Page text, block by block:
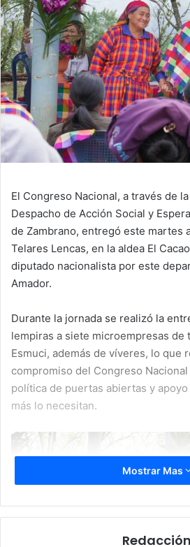
El Congreso Nacional, a través de
Despacho de Acción Social y
de Zambrano, entregó este martes
Telares Lencas, en la aldea El
diputado nacionalista por este
Amador.
Durante la jornada se realizó la
lempiras a siete microempresas de
Esmuci, además de víveres, lo que
compromiso del Congreso
política de puertas abiertas y
más lo necesitan.
Mostrar Mas
Redacción